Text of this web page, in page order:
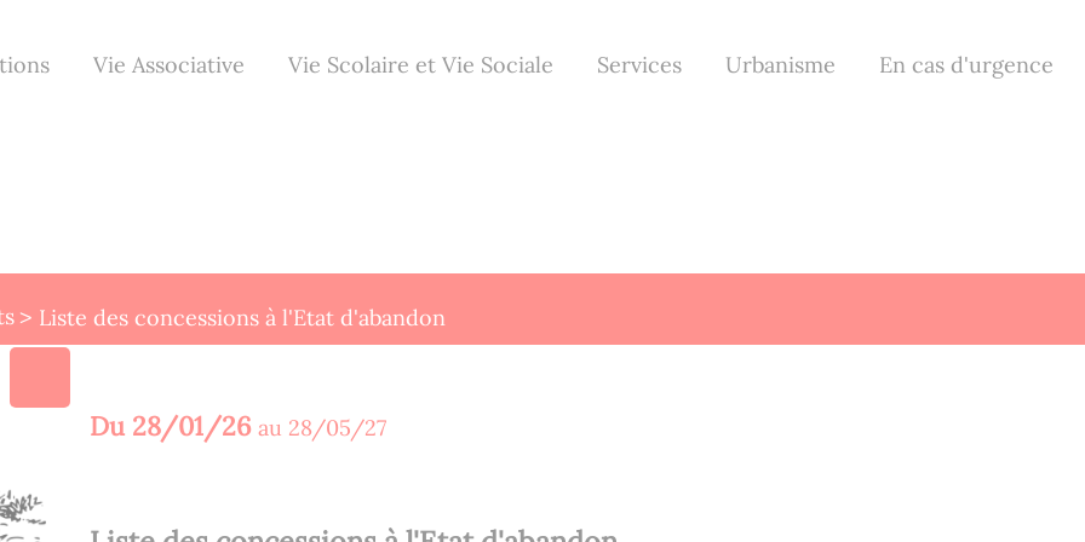
Vie Associative Vie Scolaire et Vie Sociale Services Urbanisme En cas d'urgence
Liste des concessions à l'Etat d'abandon
Du 28/01/26 au 28/05/27